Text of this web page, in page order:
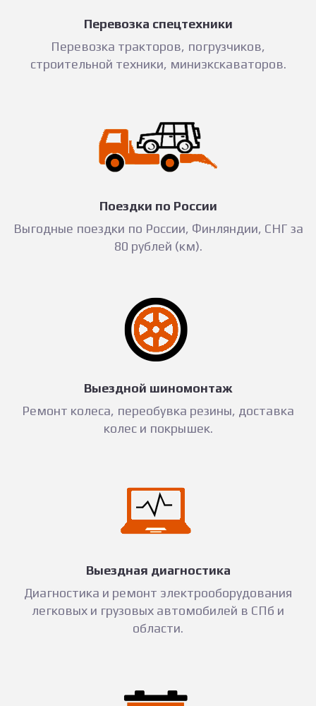
Перевозка спецтехники
Перевозка тракторов, погрузчиков,
строительной техники, миниэкскаваторов.
Поездки по России
Выгодные поездки по России, Финляндии, СНГ за
80 рублей (км).
Выездной шиномонтаж
Ремонт колеса, переобувка резины, доставка
колес и покрышек.
Выездная диагностика
Диагностика и ремонт электрооборудования
легковых и грузовых автомобилей в СПб и
области.